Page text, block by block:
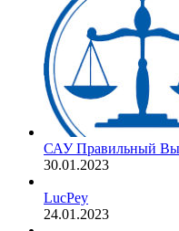
САУ Правильный
30.01.2023
LucPey
24.01.2023